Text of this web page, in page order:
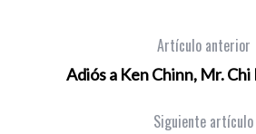
Artículo anterior
Adiós a Ken Chinn, Mr. Chi
Siguiente artículo